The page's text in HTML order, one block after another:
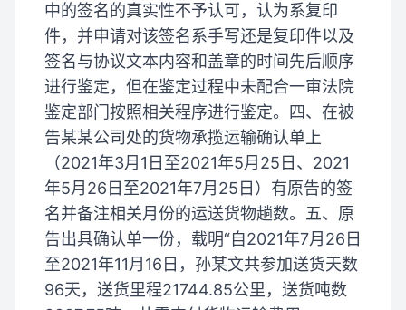
中的签名的真实性不予认可，认为系复印
件，并申请对该签名系手写还是复印件以及
签名与协议文本内容和盖章的时间先后顺序
进行鉴定，但在鉴定过程中未配合一审法院
鉴定部门按照相关程序进行鉴定。四、在被
告某某公司处的货物承揽运输确认单上
（2021年3月1日至2021年5月25日、2021
年5月26日至2021年7月25日）有原告的签
名并备注相关月份的运送货物趟数。五、原
告出具确认单一份，载明“自2021年7月26日
至2021年11月16日，孙某文共参加送货天数
96天，送货里程21744.85公里，送货吨数